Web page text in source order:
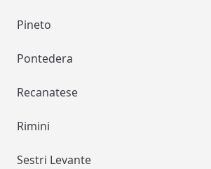
Pineto
Pontedera
Recanatese
Rimini
Sestri Levante